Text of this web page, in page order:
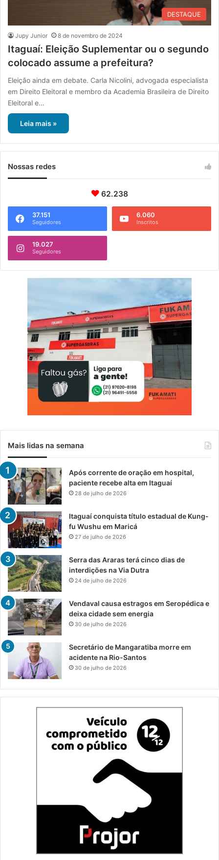
DESTAQUE
Jupy Junior 8 de novembro de 2024
Itaguaí: Eleição Suplementar ou o segundo
colocado assume a prefeitura?
Eleição ainda em debate. Carla Nicolini, advogada especialista
em Direito Eleitoral e membro da Academia Brasileira de Direito
Eleitoral e…
Leia mais »
Nossas redes
62.238
37.151
Seguidores
6.060
Inscritos
19.027
Seguidores
Mais lidas na semana
Após corrente de oração em hospital,
paciente recebe alta em Itaguaí
28 de julho de 2026
Itaguaí conquista título estadual de Kung-
fu Wushu em Maricá
27 de julho de 2026
Serra das Araras terá cinco dias de
interdições na Via Dutra
24 de julho de 2026
Vendaval causa estragos em Seropédica e
deixa cidade sem energia
30 de julho de 2026
Secretário de Mangaratiba morre em
acidente na Rio-Santos
30 de julho de 2026